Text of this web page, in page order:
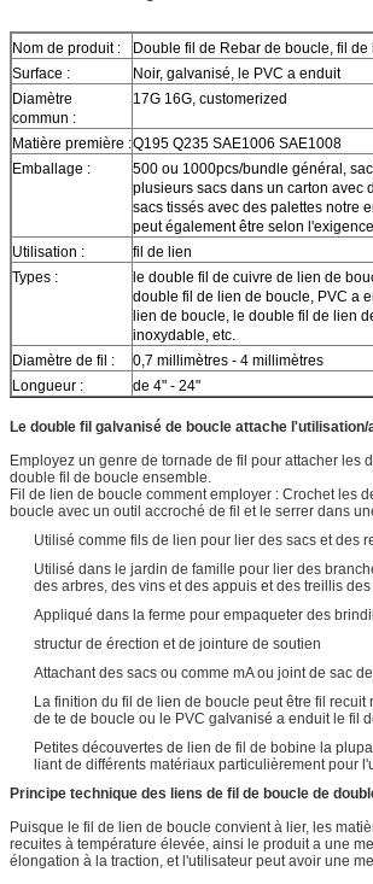
Nom de produit :
Double fil de Rebar de boucle, fil
Surface :
Noir, galvanisé, le PVC a enduit
Diamètre
commun :
17G 16G, customerized
Matière première :Q195 Q235 SAE1006 SAE1008
Emballage :
500 ou 1000pcs/bundle général,
plusieurs sacs dans un carton avec
sacs tissés avec des palettes notre
peut également être selon
Utilisation :
fil de lien
Types :
le double fil de cuivre de lien de
double fil de lien de boucle, PVC a
lien de boucle, le double fil de lien
inoxydable, etc.
Diamètre de fil :
0,7 millimètres - 4 millimètres
Longueur :
de 4" - 24"
Le double fil galvanisé de boucle attache
Employez un genre de tornade de fil pour attacher les
double fil de boucle ensemble.
Fil de lien de boucle comment employer : Crochet les
boucle avec un outil accroché de fil et le serrer dans
Utilisé comme fils de lien pour lier des sacs et des
Utilisé dans le jardin de famille pour lier des
des arbres, des vins et des appuis et des treillis
Appliqué dans la ferme pour empaqueter des
structur de érection et de jointure de soutien
Attachant des sacs ou comme mA ou joint de sac
La finition du fil de lien de boucle peut être fil recuit
de te de boucle ou le PVC galvanisé a enduit le fil
Petites découvertes de lien de fil de bobine la
liant de différents matériaux particulièrement pour
Principe technique des liens de fil de boucle de
Puisque le fil de lien de boucle convient à lier, les
recuites à température élevée, ainsi le produit a une
élongation à la traction, et l'utilisateur peut avoir une